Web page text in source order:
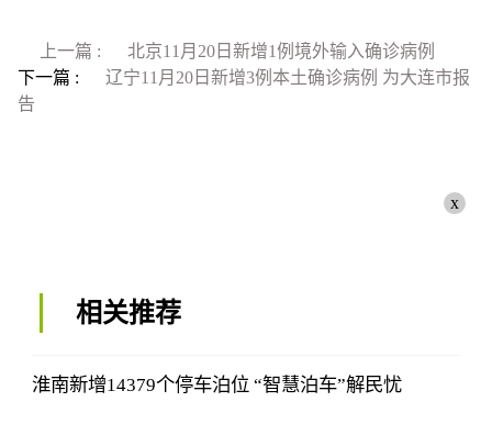
上一篇 :
北京11月20日新增1例境外输入确诊病例
下一篇 :
辽宁11月20日新增3例本土确诊病例 为大连市报
告
x
相关推荐
淮南新增14379个停车泊位 “智慧泊车”解民忧